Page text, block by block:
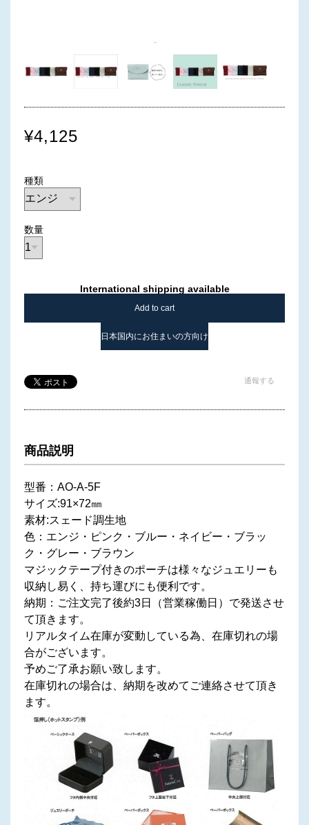
¥4,125
種類
数量
International shipping available
Add to cart
日本国内にお住まいの方向け
通報する
商品説明
型番：AO-A-5F
サイズ:91×72㎜
素材:スェード調生地
色：エンジ・ピンク・ブルー・ネイビー・ブラッ
ク・グレー・ブラウン
マジックテープ付きのポーチは様々なジュエリーも
収納し易く、持ち運びにも便利です。
納期：ご注文完了後約3日（営業稼働日）で発送させ
て頂きます。
リアルタイム在庫が変動している為、在庫切れの場
合がございます。
予めご了承お願い致します。
在庫切れの場合は、納期を改めてご連絡させて頂き
ます。